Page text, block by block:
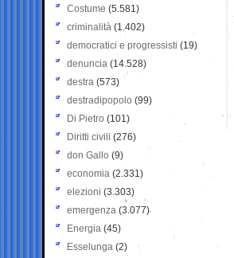
Costume (5.581)
criminalità (1.402)
democratici e progressisti (19)
denuncia (14.528)
destra (573)
destradipopolo (99)
Di Pietro (101)
Diritti civili (276)
don Gallo (9)
economia (2.331)
elezioni (3.303)
emergenza (3.077)
Energia (45)
Esselunga (2)